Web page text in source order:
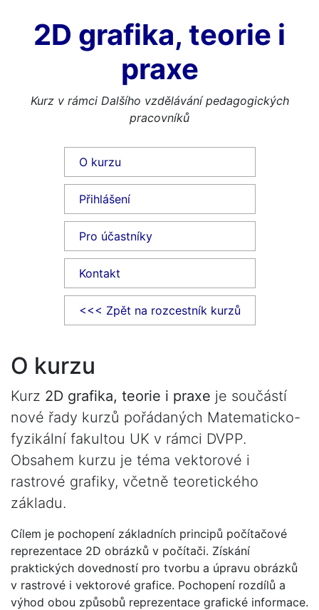
2D grafika, teorie i
praxe
Kurz v rámci Dalšího vzdělávání pedagogických
pracovníků
O kurzu
Přihlášení
Pro účastníky
Kontakt
<<< Zpět na rozcestník kurzů
O kurzu
Kurz 2D grafika, teorie i praxe je součástí
nové řady kurzů pořádaných Matematicko-
fyzikální fakultou UK v rámci DVPP.
Obsahem kurzu je téma vektorové i
rastrové grafiky, včetně teoretického
základu.
Cílem je pochopení základních principů počítačové
reprezentace 2D obrázků v počítači. Získání
praktických dovedností pro tvorbu a úpravu obrázků
v rastrové i vektorové grafice. Pochopení rozdílů a
výhod obou způsobů reprezentace grafické informace.